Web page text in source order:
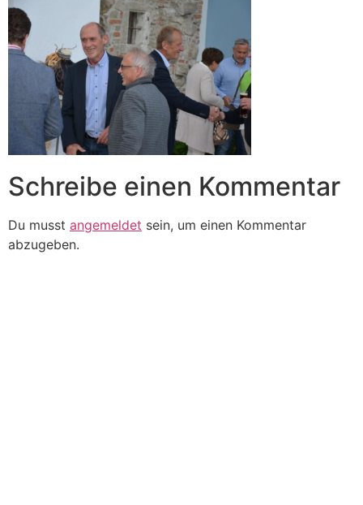
Schreibe einen Kommentar
Du musst angemeldet sein, um einen Kommentar
abzugeben.